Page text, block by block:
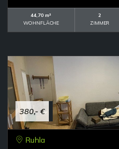
44,70 m²
WOHNFLÄCHE
2
ZIMMER
380,- €
Ruhla